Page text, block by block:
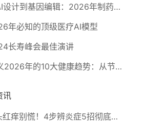
从AI设计到基因编辑：2026年制药领域重大突破
年必知的顶级医疗AI模型
长寿峰会最佳演讲
定义2026年的10大健康趋势：从节律健康到冷热交替疗法
讯
龟头红痒别慌！4步辨炎症5招彻底防复发